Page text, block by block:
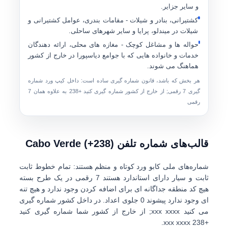
و سایر جزایر.
کشتیرانی، بنادر و شیلات- مقامات بندری، عوامل کشتیرانی و
شیلات در میندلو، پرایا و سایر شهرهای ساحلی.
حواله ها و مشاغل کوچک - مغازه های محلی، ارائه دهندگان
خدمات و خانواده هایی که با جوامع دیاسپورا در خارج از کشور
هماهنگ می شوند.
هر بخش که باشد، قانون شماره گیری ساده است:داخل کیپ ورد شماره
گیری 7 رقمی ; از خارج از کشور شماره گیری کنید+238
به علاوه همان 7
رقمی
قالب‌های شماره تلفن Cabo Verde (+238)
شماره‌های ملی کابو ورد کوتاه و منظم هستند: تمام خطوط ثابت
ثابت و سیار دارای استاندارد هستند 7 رقمی
در یک طرح بسته
هیچ کد منطقه جداگانه ای برای اضافه کردن وجود ندارد و هیچ تنه
ای وجود ندارد پیشوند 0 جلوی اعداد. در داخل کشور شماره گیری
می کنید xxx xxxx; از خارج از کشور شما شماره گیری کنید
+238 xxx xxxx